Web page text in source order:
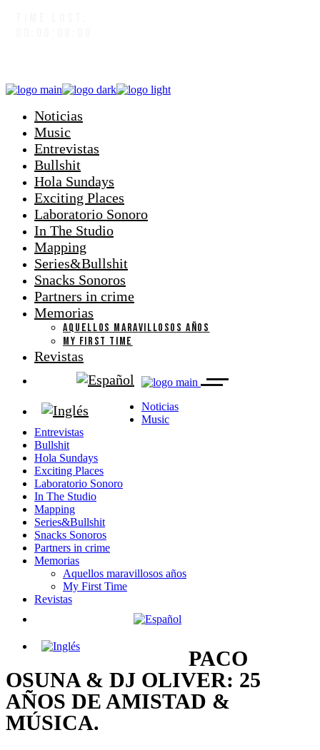
Noticias
Music
Entrevistas
Bullshit
Hola Sundays
Exciting Places
Laboratorio Sonoro
In The Studio
Mapping
Series&Bullshit
Snacks Sonoros
Partners in crime
Memorias
AQUELLOS MARAVILLOSOS AÑOS
MY FIRST TIME
Revistas
Noticias
Music
Entrevistas
Bullshit
Hola Sundays
Exciting Places
Laboratorio Sonoro
In The Studio
Mapping
Series&Bullshit
Snacks Sonoros
Partners in crime
Memorias
Aquellos maravillosos años
My First Time
Revistas
PACO
OSUNA & DJ OLIVER: 25
AÑOS DE AMISTAD &
MÚSICA.